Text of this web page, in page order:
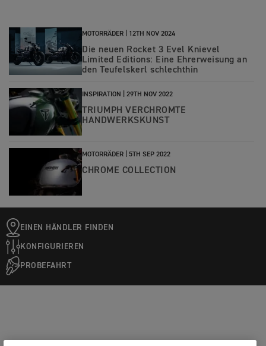
MOTORRÄDER | 12TH NOV 2024
Die neuen Rocket 3 Evel Knievel
Limited Editions: Eine Ehrerweisung an
den Teufelskerl schlechthin
INSPIRATION | 29TH NOV 2022
TRIUMPH VERCHROMTE
HANDWERKSKUNST
MOTORRÄDER | 5TH SEP 2022
CHROME COLLECTION
EINEN HÄNDLER FINDEN
KONFIGURIEREN
PROBEFAHRT